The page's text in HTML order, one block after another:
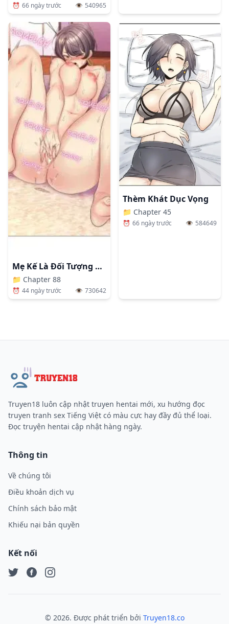
⏰ 66 ngày trước 👁️ 540965
Mẹ Kế Là Đối Tượng Làm Tình Của Tôi
📁 Chapter 88
⏰ 44 ngày trước 👁️ 730642
Thèm Khát Dục Vọng
📁 Chapter 45
⏰ 66 ngày trước 👁️ 584649
Truyen18 luôn cập nhật truyen hentai mới, xu hướng đọc
truyen tranh sex Tiếng Việt có màu cực hay đầy đủ thể loại.
Đọc truyện hentai cập nhật hàng ngày.
Thông tin
Về chúng tôi
Điều khoản dịch vụ
Chính sách bảo mật
Khiếu nại bản quyền
Kết nối
© 2026. Được phát triển bởi Truyen18.co